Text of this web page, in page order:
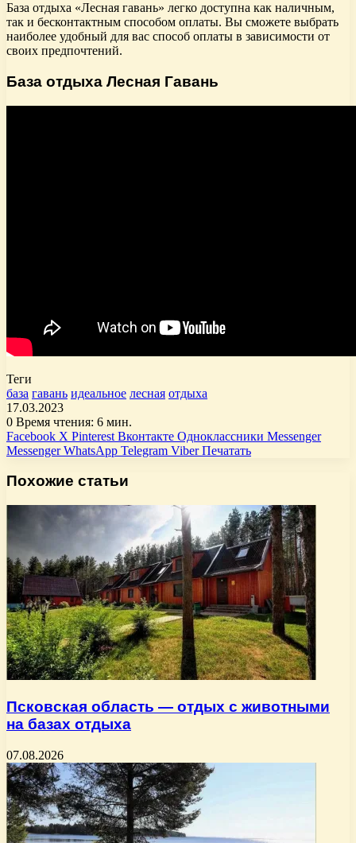
База отдыха «Лесная гавань» легко доступна как наличным,
так и бесконтактным способом оплаты. Вы сможете выбрать
наиболее удобный для вас способ оплаты в зависимости от
своих предпочтений.
База отдыха Лесная Гавань
Теги
база гавань идеальное лесная отдыха
17.03.2023
0 Время чтения: 6 мин.
Facebook X Pinterest Вконтакте Одноклассники Messenger
Messenger WhatsApp Telegram Viber Печатать
Похожие статьи
Псковская область — отдых с животными
на базах отдыха
07.08.2026